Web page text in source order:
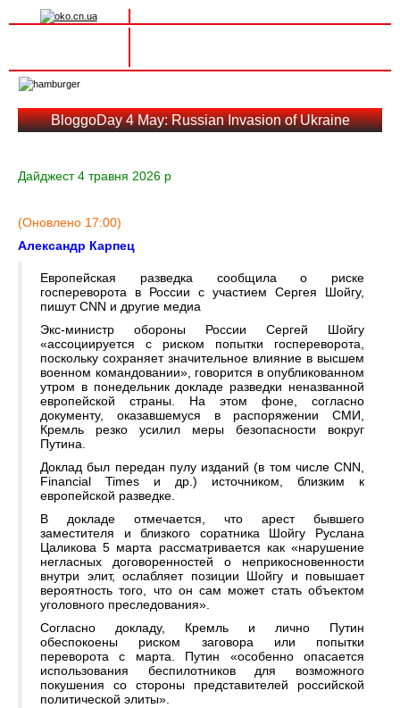
navigation
BloggoDay 4 May: Russian Invasion of Ukraine
Дайджест 4 травня 2026 р
(Оновлено 17:00)
Александр Карпец
Европейская разведка сообщила о риске
госпереворота в России с участием Сергея Шойгу,
пишут CNN и другие медиа
Экс-министр обороны России Сергей Шойгу
«ассоциируется с риском попытки госпереворота,
поскольку сохраняет значительное влияние в высшем
военном командовании», говорится в опубликованном
утром в понедельник докладе разведки неназванной
европейской страны. На этом фоне, согласно
документу, оказавшемуся в распоряжении СМИ,
Кремль резко усилил меры безопасности вокруг
Путина.
Доклад был передан пулу изданий (в том числе CNN,
Financial Times и др.) источником, близким к
европейской разведке.
В докладе отмечается, что арест бывшего
заместителя и близкого соратника Шойгу Руслана
Цаликова 5 марта рассматривается как «нарушение
негласных договоренностей о неприкосновенности
внутри элит, ослабляет позиции Шойгу и повышает
вероятность того, что он сам может стать объектом
уголовного преследования».
Согласно докладу, Кремль и лично Путин
обеспокоены риском заговора или попытки
переворота с марта. Путин «особенно опасается
использования беспилотников для возможного
покушения со стороны представителей российской
политической элиты».